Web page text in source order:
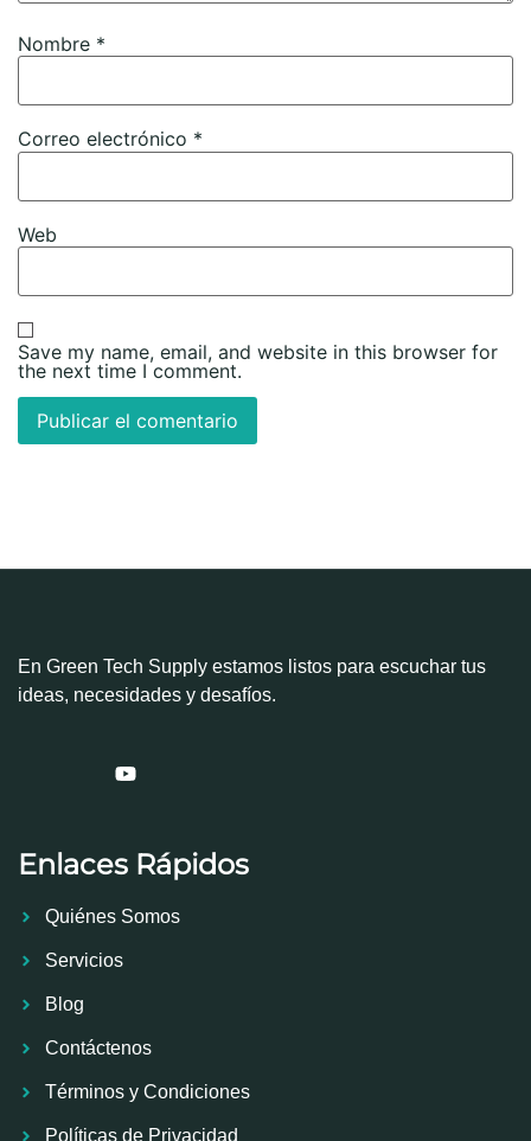
Nombre *
Correo electrónico *
Web
Save my name, email, and website in this browser for
the next time I comment.
En Green Tech Supply estamos listos para escuchar tus
ideas, necesidades y desafíos.
Enlaces Rápidos
Quiénes Somos
Servicios
Blog
Contáctenos
Términos y Condiciones
Políticas de Privacidad